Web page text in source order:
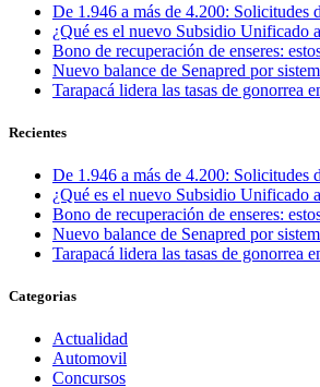
De 1.946 a más de 4.200: Solicitudes
¿Qué es el nuevo Subsidio Unificado
Bono de recuperación de enseres:
Nuevo balance de Senapred por
Tarapacá lidera las tasas de gonorrea
Recientes
De 1.946 a más de 4.200: Solicitudes
¿Qué es el nuevo Subsidio Unificado
Bono de recuperación de enseres:
Nuevo balance de Senapred por
Tarapacá lidera las tasas de gonorrea
Categorias
Actualidad
Automovil
Concursos